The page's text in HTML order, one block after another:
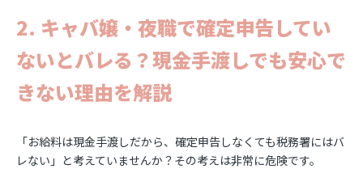
2. キャバ嬢・夜職で確定申告してい
ないとバレる？現金手渡しでも安心で
きない理由を解説
「お給料は現金手渡しだから、確定申告しなくても税務署にはバ
レない」と考えていませんか？その考えは非常に危険です。